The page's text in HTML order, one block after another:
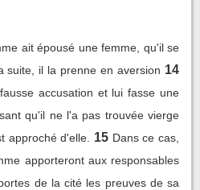
ait épousé une femme, qu'il se
suite, il la prenne en aversion 14
accusation et lui fasse une
qu'il ne l'a pas trouvée vierge
approché d'elle.
15 Dans ce cas,
apporteront aux responsables
de la cité les preuves de sa